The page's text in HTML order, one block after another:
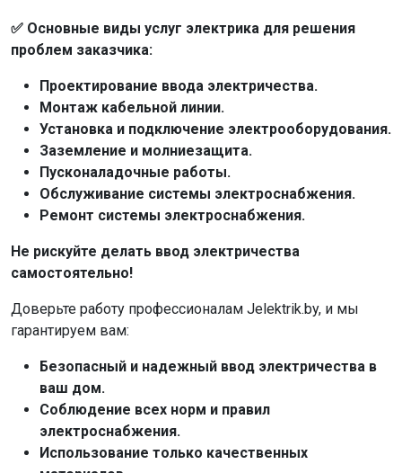
✅ Основные виды услуг электрика для решения
проблем заказчика:
Проектирование ввода электричества.
Монтаж кабельной линии.
Установка и подключение электрооборудования.
Заземление и молниезащита.
Пусконаладочные работы.
Обслуживание системы электроснабжения.
Ремонт системы электроснабжения.
Не рискуйте делать ввод электричества
самостоятельно!
Доверьте работу профессионалам Jelektrik.by, и мы
гарантируем вам:
Безопасный и надежный ввод электричества в
ваш дом.
Соблюдение всех норм и правил
электроснабжения.
Использование только качественных